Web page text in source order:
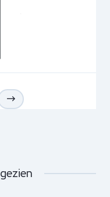
gezien